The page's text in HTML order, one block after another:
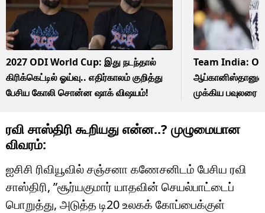
2027 ODI World Cup: இது நடந்தால்
கிரிக்கெட்டில் ஓய்வு.. எதிர்காலம் குறித்து
பேசிய கோலி சொன்ன ஷாக் விஷயம்!
Team India:
முக்கிய பவுலரை
ரவி சாஸ்திரி கூறியது என்ன..? முழுமையான
விவரம்:
ஐசிசி ரிவியூவில் சஞ்சனா கணேசனிடம் பேசிய ரவி
சாஸ்திரி, ”சூர்யகுமார் யாதவின் செயல்பாட்டைப்
பொறுத்து, அடுத்த டி20 உலகக் கோப்பைக்குள்